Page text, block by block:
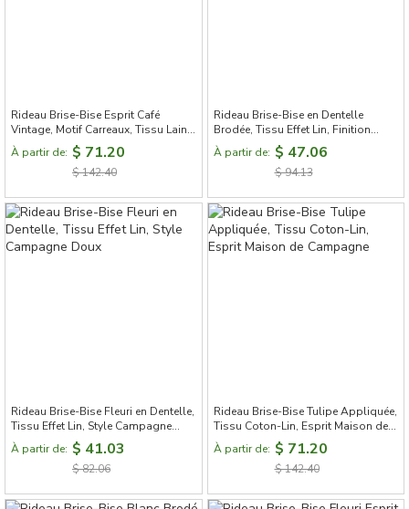
Rideau Brise-Bise Esprit Café
Vintage, Motif Carreaux, Tissu Laine
Mélangée, Finition Nouettes
À partir de: $ 71.20
$ 142.40
Rideau Brise-Bise en Dentelle
Brodée, Tissu Effet Lin, Finition
Perlée Délicate
À partir de: $ 47.06
$ 94.13
Rideau Brise-Bise Fleuri en Dentelle,
Tissu Effet Lin, Style Campagne
Doux
À partir de: $ 41.03
$ 82.06
Rideau Brise-Bise Tulipe Appliquée,
Tissu Coton-Lin, Esprit Maison de
Campagne
À partir de: $ 71.20
$ 142.40